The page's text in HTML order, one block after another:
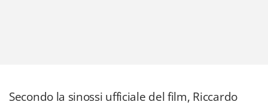
Secondo la sinossi ufficiale del film, Riccardo